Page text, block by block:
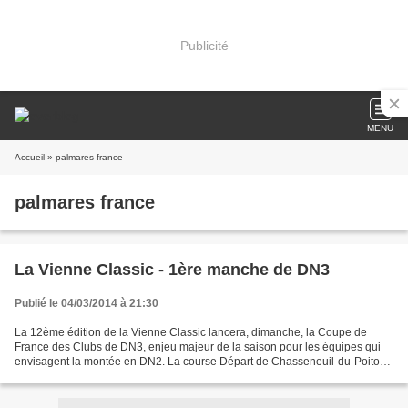
Publicité
MENU
Accueil » palmares france
palmares france
La Vienne Classic - 1ère manche de DN3
Publié le 04/03/2014 à 21:30
La 12ème édition de la Vienne Classic lancera, dimanche, la Coupe de
France des Clubs de DN3, enjeu majeur de la saison pour les équipes qui
envisagent la montée en DN2. La course Départ de Chasseneuil-du-Poitou